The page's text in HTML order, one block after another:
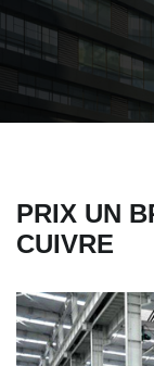
PRIX UN
CUIVRE